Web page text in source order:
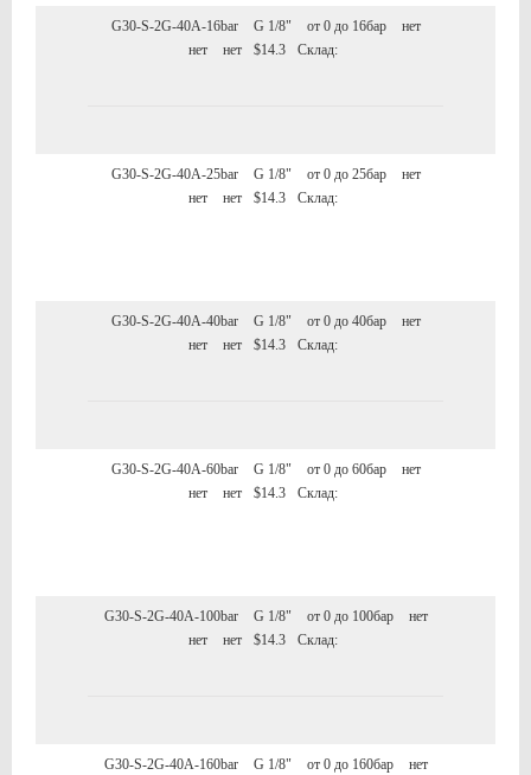
G30-S-2G-40A-16bar G 1/8" от 0 до 16бар
нет
нет
нет $14.3 Склад:
G30-S-2G-40A-25bar G 1/8" от 0 до 25бар
нет
нет
нет $14.3 Склад:
G30-S-2G-40A-40bar G 1/8" от 0 до 40бар
нет
нет
нет $14.3 Склад:
G30-S-2G-40A-60bar G 1/8" от 0 до 60бар
нет
нет
нет $14.3 Склад:
G30-S-2G-40A-100bar G 1/8" от 0 до 100бар
нет
нет
нет $14.3 Склад:
G30-S-2G-40A-160bar G 1/8" от 0 до 160бар
нет